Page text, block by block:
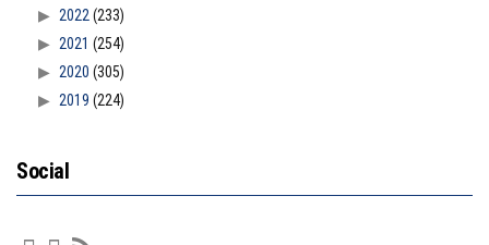
2022(233)
2021 (254)
2020 (305)
2019 (224)
Social